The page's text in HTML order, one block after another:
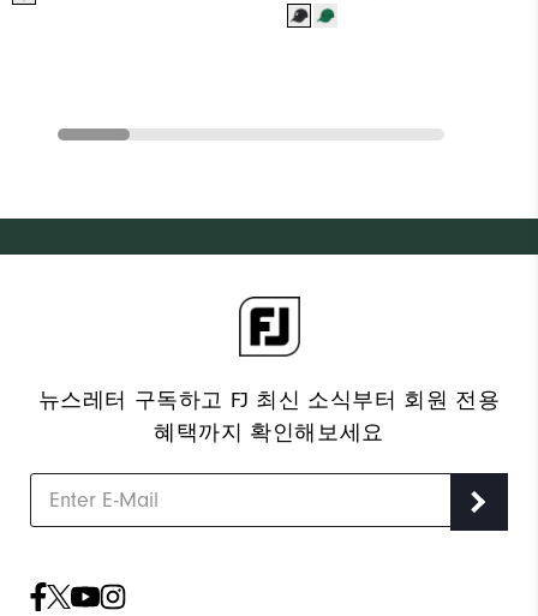
뉴스레터 구독하고 FJ 최신 소식부터 회원 전용
혜택까지 확인해보세요